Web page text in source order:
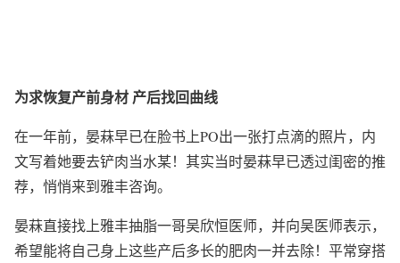
为求恢复产前身材 产后找回曲线
在一年前，晏菻早已在脸书上PO出一张打点滴的照片，内
文写着她要去铲肉当水某！其实当时晏菻早已透过闺密的推
荐，悄悄来到雅丰咨询。
晏菻直接找上雅丰抽脂一哥吴欣恒医师，并向吴医师表示，
希望能将自己身上这些产后多长的肥肉一并去除！平常穿搭